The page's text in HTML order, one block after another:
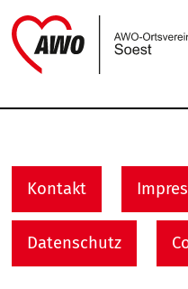
Kontakt
Datenschutz